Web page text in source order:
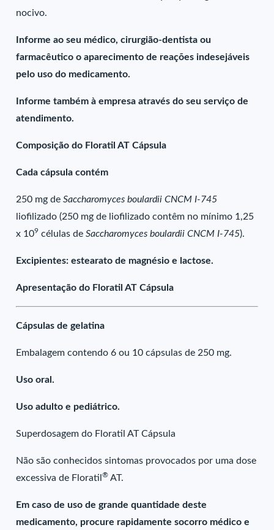
nocivo.
Informe ao seu médico, cirurgião-dentista ou
farmacêutico o aparecimento de reações indesejáveis
pelo uso do medicamento.
Informe também à empresa através do seu serviço de
atendimento.
Composição do Floratil AT Cápsula
Cada cápsula contém
250 mg deSaccharomyces boulardii CNCM I-745
liofilizado (250 mg de liofilizado contêm no mínimo 1,25
x 109 células deSaccharomyces boulardii CNCM I-745).
Excipientes: estearato de magnésio e lactose.
Apresentação do Floratil AT Cápsula
Cápsulas de gelatina
Embalagem contendo 6 ou 10 cápsulas de 250 mg.
Uso oral.
Uso adulto e pediátrico.
Superdosagem do Floratil AT Cápsula
Não são conhecidos sintomas provocados por uma dose
excessiva de Floratil® AT.
Em caso de uso de grande quantidade deste
medicamento, procure rapidamente socorro médico e